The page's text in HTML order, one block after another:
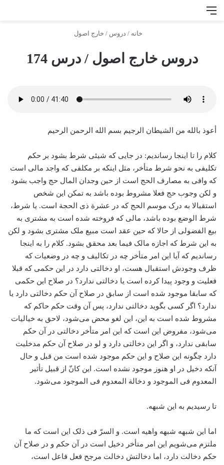
منو
خانه / دروس / خارج اصول
دروس خارج اصول / درس 174
أعوذ بالله من الشیطان الرجیم بسم الله الرحمن الرحیم
کلام را تا اینجا رساندیم: در جایی که شیئی شرط بشود بر حکم
تکلیفی به نحو شرط متأخر، مثل اینکه بر مکلفی که واجد مالی است
که وافی به مصارف الحج است از حین وجدان المال حج واجب بشود
و لکن وجوب حج فعلا مشروط بوده باشد به تمکن این شخص
استقبالا به درک موسم الحج که در عشرة ذی الحجة است. یا شرط،
‌شرط الوضع بوده باشد، مالی که فروخته شده است به مشتری به
بیع الفضولی از حالا که حین عقد است مبیع ملک مشتری بشود و لکن
به این شرط که اجازه مالک فیما بعد محقق بشود. کلام را به اینجا
رساندیم که آیا این امر متأخر چه در تکالیف و چه در وضعیات که
ظرف وجودش استقبال هست، او دخالتی دارد در این حکمی که قبلا
فعلیت و وجود پیدا کرده است یا دخالتی ندارد؟ در صلاح این حکمی
که سابقا موجود شده است از سابق در صلاح آن حکم دخالتی دارد یا
ندارد؟ اگر کسی بگوید دخالتی ندارد، پس آن وقت حکم حاکم که
مشروط شده است به این، این لغو محض می‌‌شود، لاحق به خیالیات
می‌‌شود، مفروض این است که این امر متأخر دخالتی در آن حکم
سابقی ندارد، و اگر این دخالتی دارد و لو در صلاح آن حکم مدخلیت
دارد چگونه این صلاح و این حکم موجود شده است من قبل و حال
آنکه دخیل در او هنوز موجود نشده است. این کانّ از قبیل تأثیر
المعدوم فی الموجود و دخالة المعدوم فی الموجود می‌‌شود.
تا رسیدیم به این شبهه.
اما این شبهه شبهه واهیه است. و السرّ فی ذلک این است که ما
ملتزم می‌‌شویم این امر متأخر دخیل است در آن حکم و در صلاح آن
حکم دخالت دارد، اما دخالتش دخالت مرجح فعل فاعل است،